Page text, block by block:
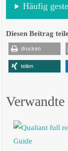
Häufig
Diesen Beitrag
drucken
teilen